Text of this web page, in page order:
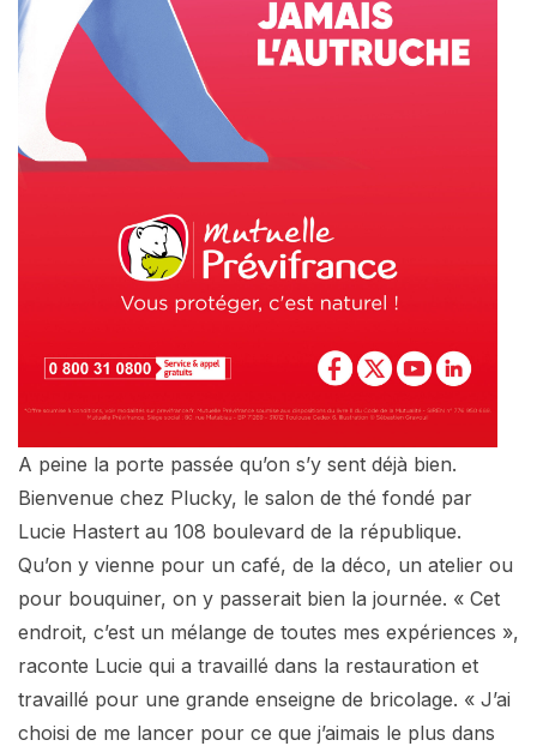
A peine la porte passée qu’on s’y sent déjà bien.
Bienvenue chez Plucky, le salon de thé fondé par
Lucie Hastert au 108 boulevard de la république.
Qu’on y vienne pour un café, de la déco, un atelier ou
pour bouquiner, on y passerait bien la journée. « Cet
endroit, c’est un mélange de toutes mes expériences »,
raconte Lucie qui a travaillé dans la restauration et
travaillé pour une grande enseigne de bricolage. « J’ai
choisi de me lancer pour ce que j’aimais le plus dans